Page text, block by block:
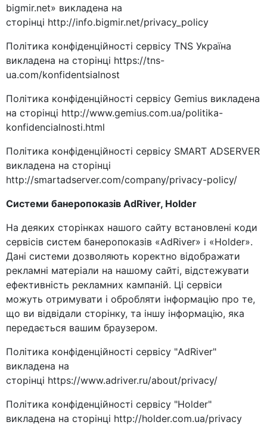
bigmir.net» викладена на
сторінці http://info.bigmir.net/privacy_policy
Політика конфіденційності сервісу TNS Україна
викладена на сторінці https://tns-
ua.com/konfidentsialnost
Політика конфіденційності сервісу Gemius викладена
на сторінці http://www.gemius.com.ua/politika-
konfidencialnosti.html
Політика конфіденційності сервісу SMART ADSERVER
викладена на сторінці
http://smartadserver.com/company/privacy-policy/
Системи банеропоказів AdRiver, Holder
На деяких сторінках нашого сайту встановлені коди
сервісів систем банеропоказів «AdRiver» і «Holder».
Дані системи дозволяють коректно відображати
рекламні матеріали на нашому сайті, відстежувати
ефективність рекламних кампаній. Ці сервіси
можуть отримувати і обробляти інформацію про те,
що ви відвідали сторінку, та іншу інформацію, яка
передається вашим браузером.
Політика конфіденційності сервісу "AdRiver"
викладена на
сторінці https://www.adriver.ru/about/privacy/
Політика конфіденційності сервісу "Holder"
викладена на сторінці http://holder.com.ua/privacy